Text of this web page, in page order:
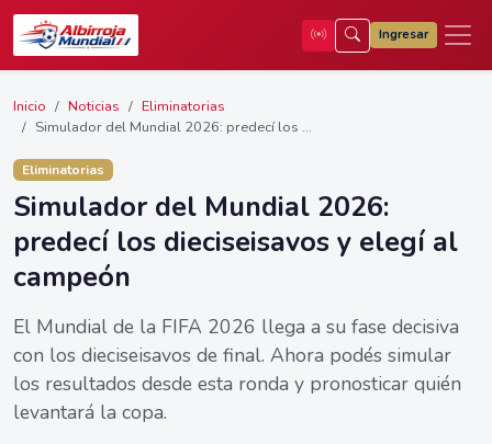
Ingresar
Inicio Noticias
Eliminatorias
Simulador del Mundial 2026: predecí los ...
Eliminatorias
Simulador del Mundial 2026:
predecí los dieciseisavos y elegí al
campeón
El Mundial de la FIFA 2026 llega a su fase decisiva
con los dieciseisavos de final. Ahora podés simular
los resultados desde esta ronda y pronosticar quién
levantará la copa.